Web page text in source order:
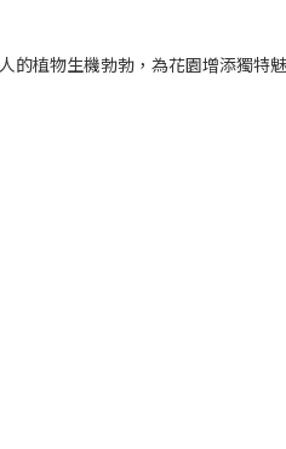
的植物生機勃勃，為花園增添獨特